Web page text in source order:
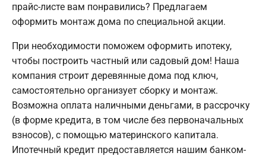
прайс-листе вам понравились? Предлагаем
оформить монтаж дома по специальной акции.
При необходимости поможем оформить ипотеку,
чтобы построить частный или садовый дом! Наша
компания строит деревянные дома под ключ,
самостоятельно организует сборку и монтаж.
Возможна оплата наличными деньгами, в рассрочку
(в форме кредита, в том числе без первоначальных
взносов), с помощью материнского капитала.
Ипотечный кредит предоставляется нашим банком-